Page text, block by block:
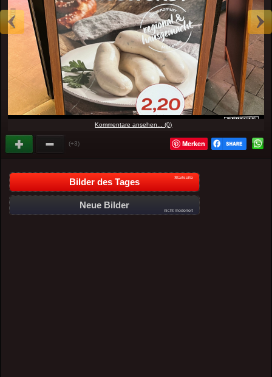
Kommentare ansehen... (0)
(+3) Merken
Bilder des Tages Startseite
Neue Bilder
nicht moderiert